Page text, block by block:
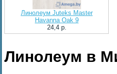
Линолеум Juteks Master
Havanna Oak 9
24,4 p.
Линолеум в